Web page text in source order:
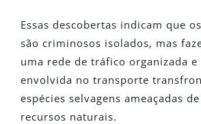
Essas descobertas indicam que
são criminosos isolados, mas
uma rede de tráfico organizada e
envolvida no transporte
espécies selvagens ameaçadas
recursos naturais.